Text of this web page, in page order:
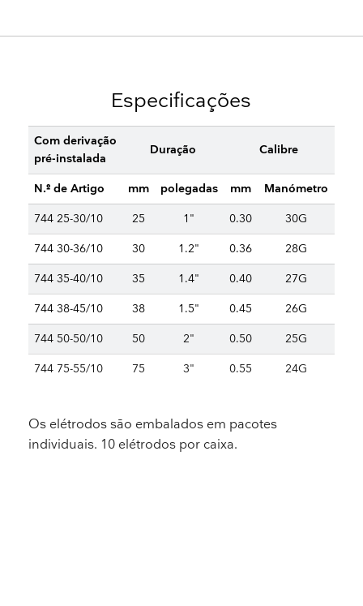
Especificações
Com derivação
pré-instalada
Duração Calibre
N.º de Artigo mm polegadas mm Manómetro
744 25-30/10 25 1" 0.30 30G
744 30-36/10 30 1.2" 0.36 28G
744 35-40/10 35 1.4" 0.40 27G
744 38-45/10 38 1.5" 0.45 26G
744 50-50/10 50 2" 0.50 25G
744 75-55/10 75 3" 0.55 24G
Os elétrodos são embalados em pacotes
individuais. 10 elétrodos por caixa.